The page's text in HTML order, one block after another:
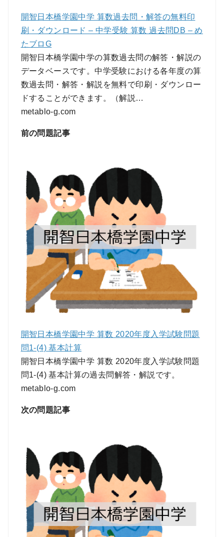
開智日本橋学園中学 算数過去問・解答の無料印
刷・ダウンロード – 中学受験 算数 過去問DB – め
たブロG
開智日本橋学園中学の算数過去問の解答・解説の
データベースです。中学受験における各年度の算
数過去問・解答・解説を無料で印刷・ダウンロー
ドすることができます。（解説…
metablo-g.com
前の問題記事
開智日本橋学園中学 算数 2020年度入学試験問題
問1-(4) 基本計算
開智日本橋学園中学 算数 2020年度入学試験問題
問1-(4) 基本計算の過去問解答・解説です。
metablo-g.com
次の問題記事